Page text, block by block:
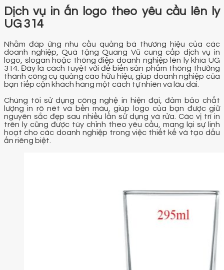
Dịch vụ in ấn logo theo yêu cầu lên ly
UG 314
Nhằm đáp ứng nhu cầu quảng bá thương hiệu của các
doanh nghiệp, Quà tặng Quang Vũ cung cấp dịch vụ in
logo, slogan hoặc thông điệp doanh nghiệp lên ly khía UG
314. Đây là cách tuyệt vời để biến sản phẩm thông thường
thành công cụ quảng cáo hữu hiệu, giúp doanh nghiệp của
bạn tiếp cận khách hàng một cách tự nhiên và lâu dài.
Chúng tôi sử dụng công nghệ in hiện đại, đảm bảo chất
lượng in rõ nét và bền màu, giúp logo của bạn được giữ
nguyên sắc đẹp sau nhiều lần sử dụng và rửa. Các vị trí in
trên ly cũng được tùy chỉnh theo yêu cầu, mang lại sự linh
hoạt cho các doanh nghiệp trong việc thiết kế và tạo dấu
ấn riêng biệt.